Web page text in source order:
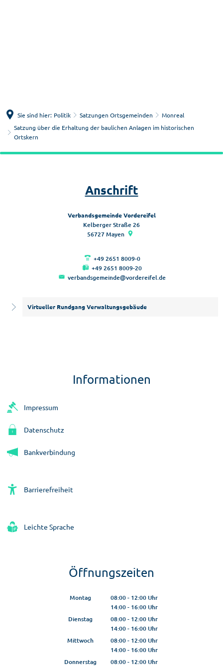
Sie sind hier: Politik Satzungen Ortsgemeinden
Monreal
Satzung über die Erhaltung der baulichen Anlagen im historischen
Ortskern
Ortskern
Anschrift
Verbandsgemeinde Vordereifel
Kelberger Straße 26
56727 Mayen
+49 2651 8009-0
+49 2651 8009-20
verbandsgemeinde@vordereifel.de
Virtueller Rundgang Verwaltungsgebäude
Informationen
Impressum
Datenschutz
Bankverbindung
Barrierefreiheit
Leichte Sprache
Öffnungszeiten
Montag 08:00- 12:00Uhr
Von 08:00 bis 12:00 Uhr
14:00- 16:00Uhr
Von 14:00 bis 16:00 Uhr
Dienstag 08:00- 12:00Uhr
Von 08:00 bis 12:00 Uhr
14:00- 16:00Uhr
Von 14:00 bis 16:00 Uhr
Mittwoch 08:00- 12:00Uhr
Von 08:00 bis 12:00 Uhr
14:00- 16:00Uhr
Von 14:00 bis 16:00 Uhr
Donnerstag 08:00- 12:00Uhr